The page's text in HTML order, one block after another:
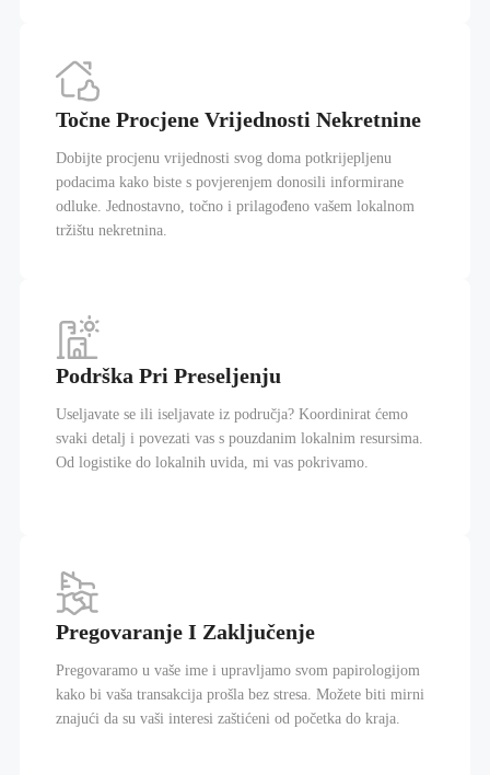
Točne Procjene Vrijednosti Nekretnine
Dobijte procjenu vrijednosti svog doma potkrijepljenu
podacima kako biste s povjerenjem donosili informirane
odluke. Jednostavno, točno i prilagođeno vašem lokalnom
tržištu nekretnina.
Podrška Pri Preseljenju
Useljavate se ili iseljavate iz područja? Koordinirat ćemo
svaki detalj i povezati vas s pouzdanim lokalnim resursima.
Od logistike do lokalnih uvida, mi vas pokrivamo.
Pregovaranje I Zaključenje
Pregovaramo u vaše ime i upravljamo svom papirologijom
kako bi vaša transakcija prošla bez stresa. Možete biti mirni
znajući da su vaši interesi zaštićeni od početka do kraja.